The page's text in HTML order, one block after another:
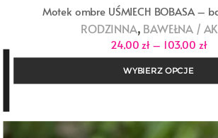
Motek ombre UŚMIECH BOBASA –
RODZINNA, BAWEŁNA /
24,00 zł – 103,00 zł
do
WYBIERZ OPCJE